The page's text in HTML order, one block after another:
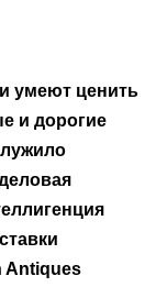
умеют ценить
и дорогие
Antiques